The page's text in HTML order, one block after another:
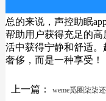
总的来说，声控助眠
帮助用户获得充足的
活中获得宁静和舒适。
奢侈，而是一种享受！
上一篇： weme觅圈柒柒